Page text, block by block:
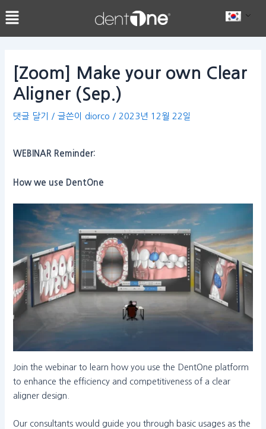
텐
츠
[Zoom] Make your own Clear
Aligner (Sep.)
댓글 달기 / 글쓴이 diorco / 2023년 12월 22일
WEBINAR Reminder:
How we use DentOne
Join the webinar to learn how you use the DentOne platform
to enhance the efficiency and competitiveness of a clear
aligner design.
Our consultants would guide you through basic usages as the